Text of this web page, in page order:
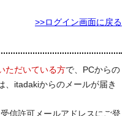
>>ログイン画面に戻る
ただいている方で、PCからの
、itadakiからのメールが届き
信許可メールアドレスにご登